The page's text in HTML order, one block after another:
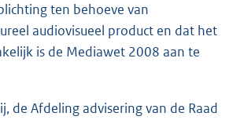
ten behoeve van
audiovisueel product en dat het
is de Mediawet 2008 aan te
de Afdeling advisering van de Raad